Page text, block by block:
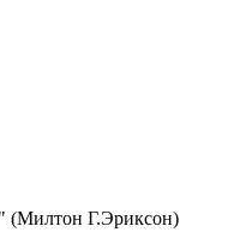
(Милтон Г.Эриксон)